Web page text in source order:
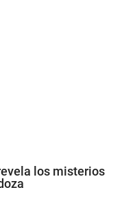
los misterios